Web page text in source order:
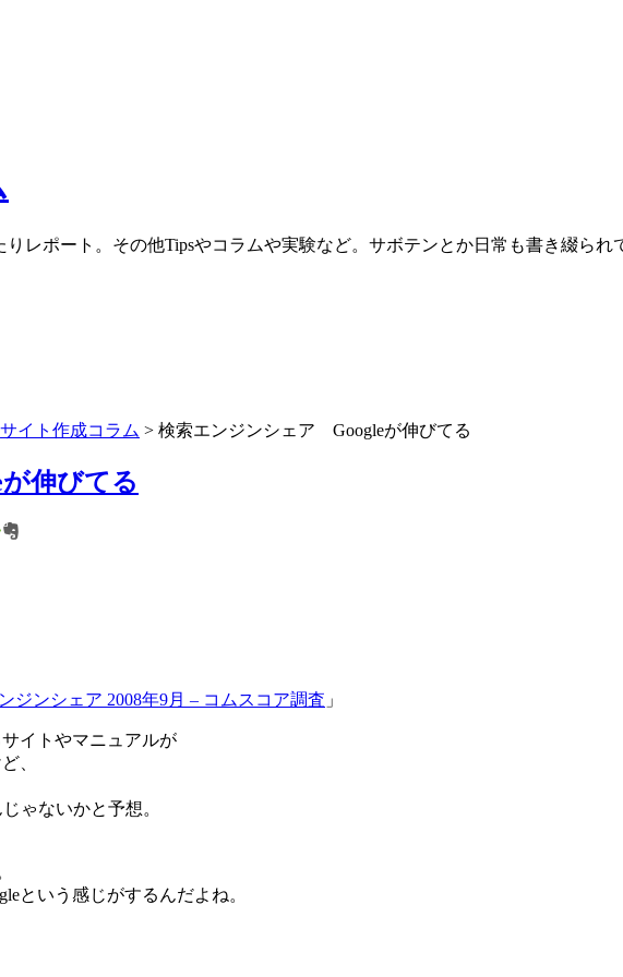
りレポート。その他Tipsやコラムや実験など。サボテンとか日常も書き綴られ
サイト作成コラム > 検索エンジンシェア Googleが伸びてる
伸びてる
ジンシェア 2008年9月 – コムスコア調査 」
イトやマニュアルが
、
ゃないかと予想。
という感じがするんだよね。